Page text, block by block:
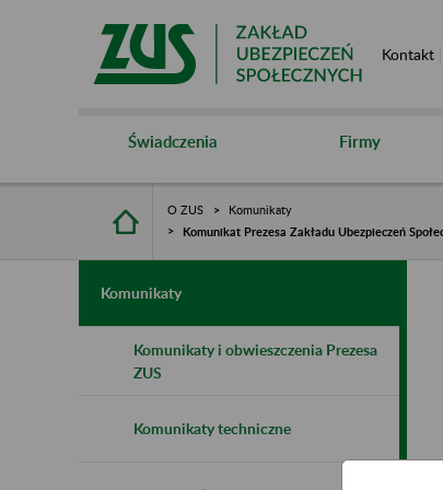
Kontakt
Świadczenia Firmy
O ZUS
Komunikaty
Komunikat Prezesa Zakładu Ubezpieczeń
Komunikaty
Komunikaty i obwieszczenia Prezesa
ZUS
Komunikaty techniczne